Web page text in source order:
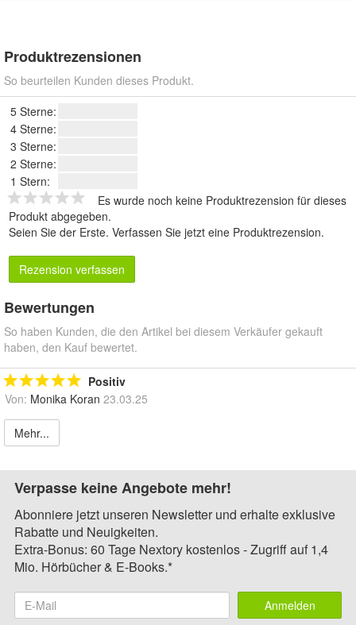
Produktrezensionen
So beurteilen Kunden dieses Produkt.
5 Sterne:
4 Sterne:
3 Sterne:
2 Sterne:
1 Stern:
Es wurde noch keine Produktrezension für dieses
Produkt abgegeben.
Seien Sie der Erste. Verfassen Sie jetzt eine Produktrezension.
Rezension verfassen
Bewertungen
So haben Kunden, die den Artikel bei diesem Verkäufer gekauft
haben, den Kauf bewertet.
Positiv
Von: Monika Koran 23.03.25
Mehr...
Verpasse keine Angebote mehr!
Abonniere jetzt unseren Newsletter und erhalte exklusive
Rabatte und Neuigkeiten.
Extra-Bonus: 60 Tage Nextory kostenlos - Zugriff auf 1,4
Mio. Hörbücher & E-Books.*
Anmelden